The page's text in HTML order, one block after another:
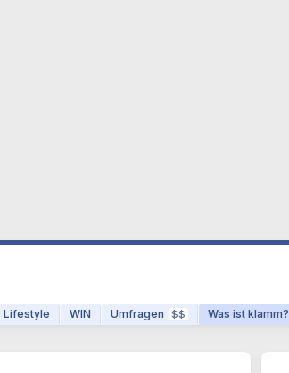
Lifestyle WIN Umfragen $$ Was ist klamm?